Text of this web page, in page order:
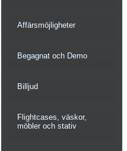
Affärsmöjligheter
Begagnat och Demo
Billjud
Flightcases, väskor,
möbler och stativ